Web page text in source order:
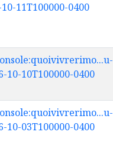
11T100000-0400
10-10T100000-0400
10-03T100000-0400